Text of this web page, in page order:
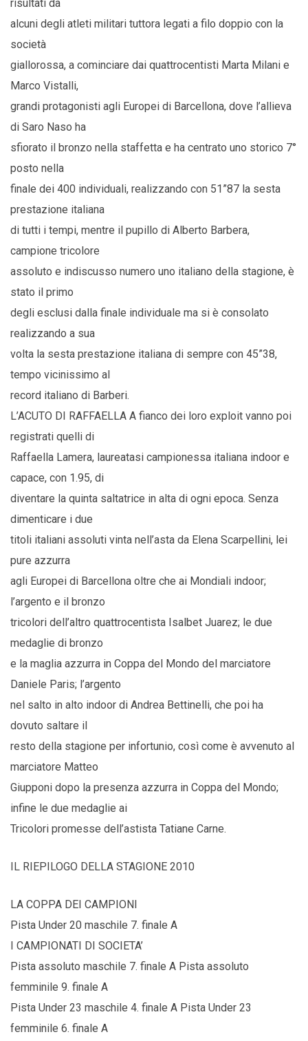
risultati da
alcuni degli atleti militari tuttora legati a filo doppio con la
società
giallorossa, a cominciare dai quattrocentisti Marta Milani e
Marco Vistalli,
grandi protagonisti agli Europei di Barcellona, dove l’allieva
di Saro Naso ha
sfiorato il bronzo nella staffetta e ha centrato uno storico 7°
posto nella
finale dei 400 individuali, realizzando con 51”87 la sesta
prestazione italiana
di tutti i tempi, mentre il pupillo di Alberto Barbera,
campione tricolore
assoluto e indiscusso numero uno italiano della stagione, è
stato il primo
degli esclusi dalla finale individuale ma si è consolato
realizzando a sua
volta la sesta prestazione italiana di sempre con 45”38,
tempo vicinissimo al
record italiano di Barberi.
L’ACUTO DI RAFFAELLA A fianco dei loro exploit vanno poi
registrati quelli di
Raffaella Lamera, laureatasi campionessa italiana indoor e
capace, con 1.95, di
diventare la quinta saltatrice in alta di ogni epoca. Senza
dimenticare i due
titoli italiani assoluti vinta nell’asta da Elena Scarpellini, lei
pure azzurra
agli Europei di Barcellona oltre che ai Mondiali indoor;
l’argento e il bronzo
tricolori dell’altro quattrocentista Isalbet Juarez; le due
medaglie di bronzo
e la maglia azzurra in Coppa del Mondo del marciatore
Daniele Paris; l’argento
nel salto in alto indoor di Andrea Bettinelli, che poi ha
dovuto saltare il
resto della stagione per infortunio, così come è avvenuto al
marciatore Matteo
Giupponi dopo la presenza azzurra in Coppa del Mondo;
infine le due medaglie ai
Tricolori promesse dell’astista Tatiane Carne.
IL RIEPILOGO DELLA STAGIONE 2010
LA COPPA DEI CAMPIONI
Pista Under 20 maschile 7. finale A
I CAMPIONATI DI SOCIETA’
Pista assoluto maschile 7. finale A Pista assoluto
femminile 9. finale A
Pista Under 23 maschile 4. finale A Pista Under 23
femminile 6. finale A